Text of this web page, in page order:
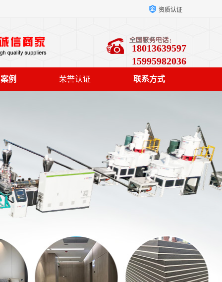
资质认证
18013639597
15995982036
例 荣誉认证 联系方式